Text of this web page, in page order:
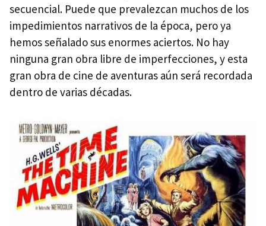
secuencial. Puede que prevalezcan muchos de los
impedimientos narrativos de la época, pero ya
hemos señalado sus enormes aciertos. No hay
ninguna gran obra libre de imperfecciones, y esta
gran obra de cine de aventuras aún será recordada
dentro de varias décadas.